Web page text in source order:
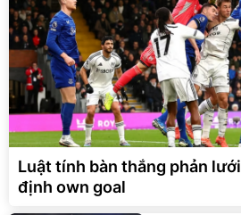
Luật tính bàn thắng phản
định own goal